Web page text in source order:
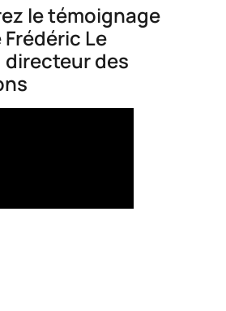
le témoignage
Le
directeur des